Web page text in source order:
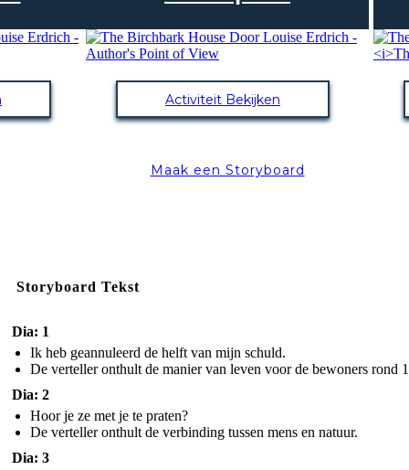
Activiteit Bekijken
Maak een Storyboard
Storyboard Tekst
Dia: 1
Ik heb geannuleerd de helft van mijn schuld.
De verteller onthult de manier van leven voor de bewoners rond
Dia: 2
Hoor je ze met je te praten?
De verteller onthult de verbinding tussen mens en natuur.
Dia: 3